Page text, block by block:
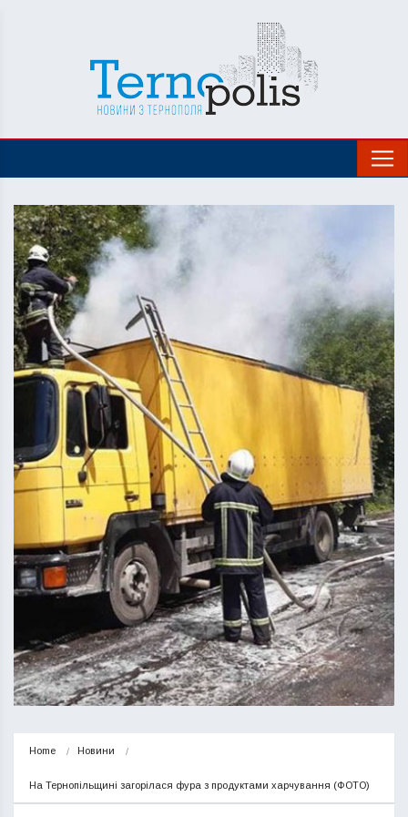
Home Новини
На Тернопільщині загорілася фура з продуктами харчування (ФОТО)